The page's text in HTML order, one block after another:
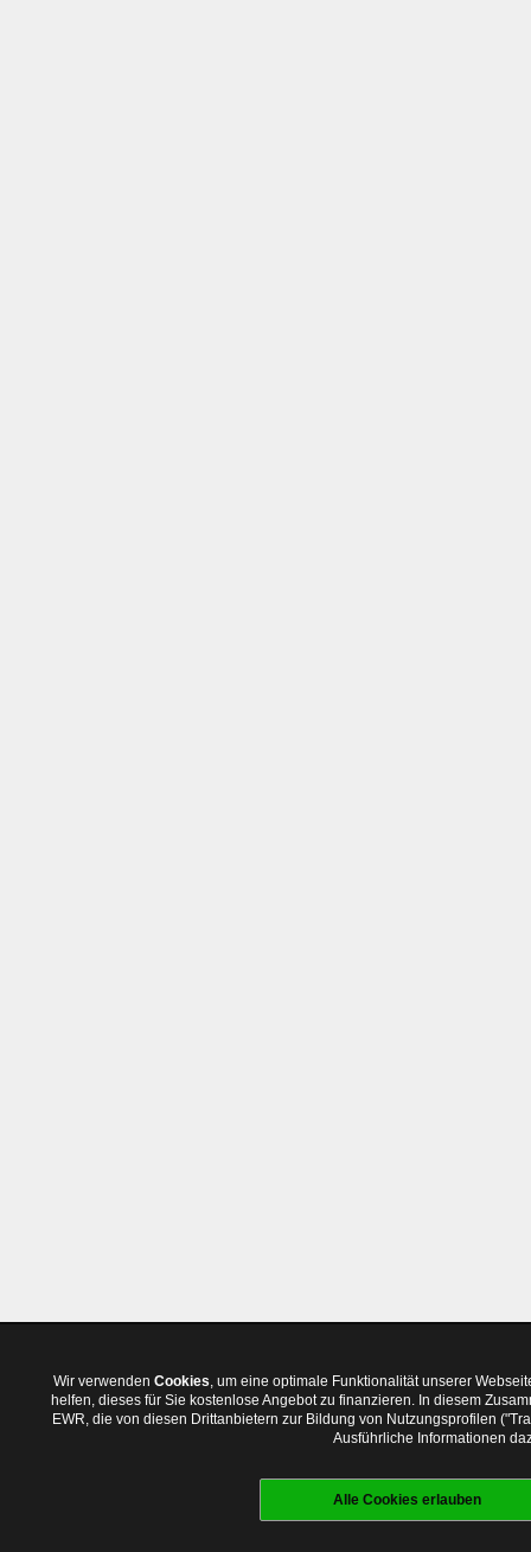
Wir verwenden Cookies, um eine optimale Funktionalität unserer
helfen, dieses für Sie kostenlose Angebot zu finanzieren. In diesem
EWR, die von diesen Drittanbietern zur Bildung von Nutzungsprofilen
Ausführliche Informationen
Alle Cookies erlauben